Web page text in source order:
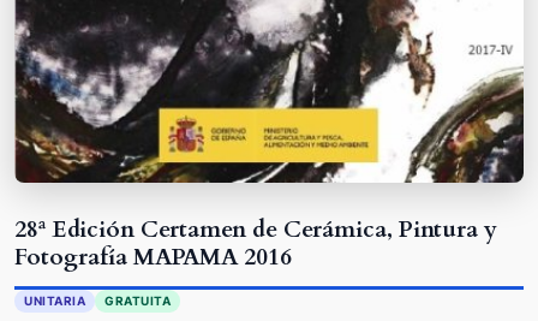
28ª Edición Certamen de Cerámica, Pintura y
Fotografía MAPAMA 2016
UNITARIA GRATUITA